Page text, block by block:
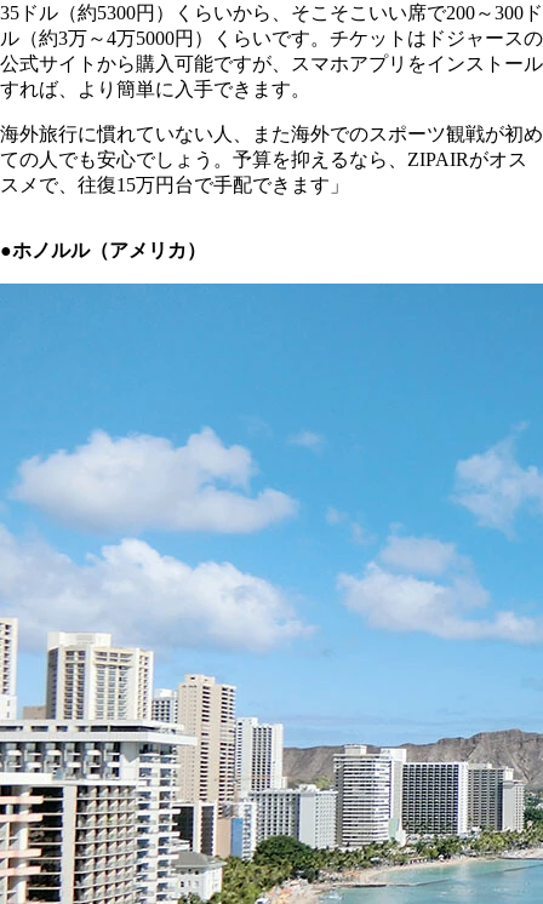
35ドル（約5300円）くらいから、そこそこいい席で200～300ド
ル（約3万～4万5000円）くらいです。チケットはドジャースの
公式サイトから購入可能ですが、スマホアプリをインストール
すれば、より簡単に入手できます。
海外旅行に慣れていない人、また海外でのスポーツ観戦が初め
ての人でも安心でしょう。予算を抑えるなら、ZIPAIRがオス
スメで、往復15万円台で手配できます」
●ホノルル（アメリカ）